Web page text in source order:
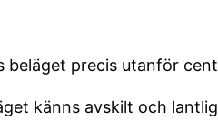
beläget precis utanför
känns avskilt och